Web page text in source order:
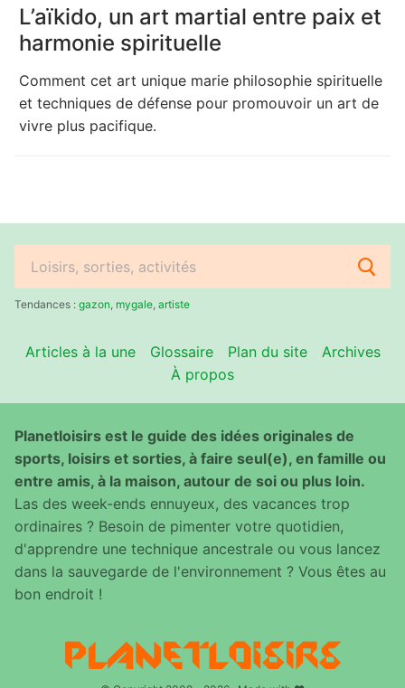
L’aïkido, un art martial entre paix et
harmonie spirituelle
Comment cet art unique marie philosophie spirituelle
et techniques de défense pour promouvoir un art de
vivre plus pacifique.
Rechercher
:Tendances : gazon mygale artiste
Articles à la une Glossaire Plan du site
Archives
À propos
Planetloisirs est le guide des idées originales de
sports, loisirs et sorties, à faire seul(e), en famille ou
entre amis, à la maison, autour de soi ou plus loin.
Las des week-ends ennuyeux, des vacances trop
ordinaires ? Besoin de pimenter votre quotidien,
d'apprendre une technique ancestrale ou vous lancez
dans la sauvegarde de l'environnement ? Vous êtes au
bon endroit !